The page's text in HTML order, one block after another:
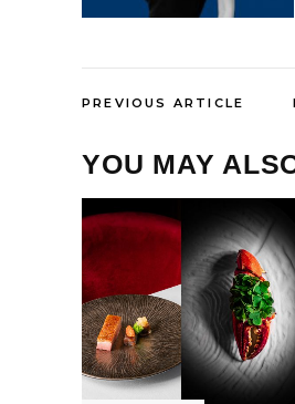
PREVIOUS ARTICLE
YOU MAY